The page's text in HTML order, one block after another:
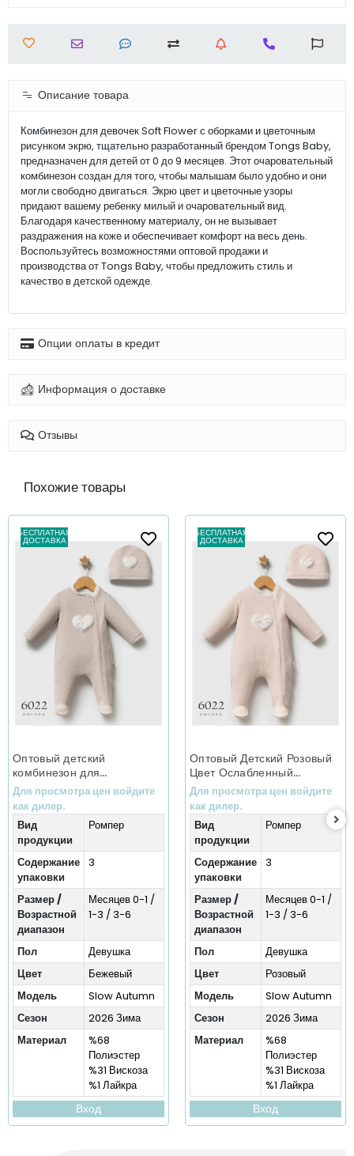
Описание товара
Комбинезон для девочек Soft Flower с оборками и цветочным
рисунком экрю, тщательно разработанный брендом Tongs Baby,
предназначен для детей от 0 до 9 месяцев. Этот очаровательный
комбинезон создан для того, чтобы малышам было удобно и они
могли свободно двигаться. Экрю цвет и цветочные узоры
придают вашему ребенку милый и очаровательный вид.
Благодаря качественному материалу, он не вызывает
раздражения на коже и обеспечивает комфорт на весь день.
Воспользуйтесь возможностями оптовой продажи и
производства от Tongs Baby, чтобы предложить стиль и
качество в детской одежде.
Опции оплаты в кредит
Информация о доставке
Отзывы
Похожие товары
БЕСПЛАТНАЯ
ДОСТАВКА
Оптовый детский
комбинезон для
младенцев, цвет беж, Slow
Autumn Winter
Collection (0-6 месяцев)
Для просмотра цен войдите
как дилер.
Вид
продукции
Ромпер
Содержание
упаковки
3
Размер /
Возрастной
диапазон
Месяцев 0-1 /
1-3 / 3-6
Пол
Девушка
Цвет
Бежевый
Модель
Slow Autumn
Сезон
2026 Зима
Материал
%68
Полиэстер
%31 Вискоза
%1 Лайкра
Вход
БЕСПЛАТНАЯ
ДОСТАВКА
Оптовый Детский Розовый
Цвет Ослабленный
Осенний Зимний
Комбинезон (0-6
Месяцев)
Для просмотра цен войдите
как дилер.
Вид
продукции
Ромпер
Содержание
упаковки
3
Размер /
Возрастной
диапазон
Месяцев 0-1 /
1-3 / 3-6
Пол
Девушка
Цвет
Розовый
Модель
Slow Autumn
Сезон
2026 Зима
Материал
%68
Полиэстер
%31 Вискоза
%1 Лайкра
Вход